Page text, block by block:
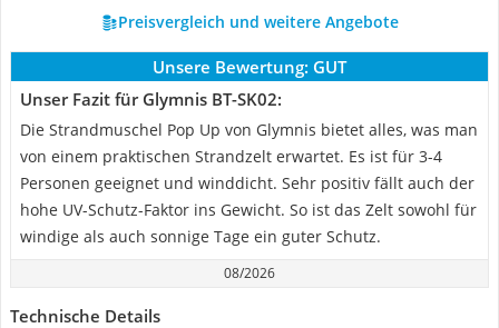
Preisvergleich und weitere Angebote
Unsere Bewertung: GUT
Unser Fazit für Glymnis BT-SK02:
Die Strandmuschel Pop Up von Glymnis bietet alles, was man
von einem praktischen Strandzelt erwartet. Es ist für 3-4
Personen geeignet und winddicht. Sehr positiv fällt auch der
hohe UV-Schutz-Faktor ins Gewicht. So ist das Zelt sowohl für
windige als auch sonnige Tage ein guter Schutz.
08/2026
Technische Details